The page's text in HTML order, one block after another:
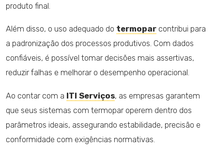
produto final.
Além disso, o uso adequado do termopar contribui para
a padronização dos processos produtivos. Com dados
confiáveis, é possível tomar decisões mais assertivas,
reduzir falhas e melhorar o desempenho operacional.
Ao contar com a ITI Serviços, as empresas garantem
que seus sistemas com termopar operem dentro dos
parâmetros ideais, assegurando estabilidade, precisão e
conformidade com exigências normativas.